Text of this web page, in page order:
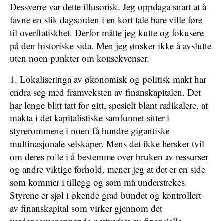
Dessverre var dette illusorisk. Jeg oppdaga snart at å
favne en slik dagsorden i en kort tale bare ville føre
til overflatiskhet. Derfor måtte jeg kutte og fokusere
på den historiske sida. Men jeg ønsker ikke å avslutte
uten noen punkter om konsekvenser.
1. Lokaliseringa av økonomisk og politisk makt har
endra seg med framveksten av finanskapitalen. Det
har lenge blitt tatt for gitt, spesielt blant radikalere, at
makta i det kapitalistiske samfunnet sitter i
styrerommene i noen få hundre gigantiske
multinasjonale selskaper. Mens det ikke hersker tvil
om deres rolle i å bestemme over bruken av ressurser
og andre viktige forhold, mener jeg at det er en side
som kommer i tillegg og som må understrekes.
Styrene er sjøl i økende grad bundet og kontrollert
av finanskapital som virker gjennom det